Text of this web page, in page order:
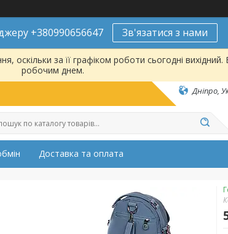
+380990656647 Зв'язатися з нами
за її графіком роботи сьогодні
робочим днем.
Дніпро,
Доставка та оплата